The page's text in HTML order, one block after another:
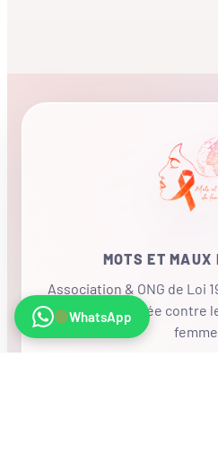
MOTS ET MAUX
Association & ONG de Loi
général, mobilisée contre
WhatsApp